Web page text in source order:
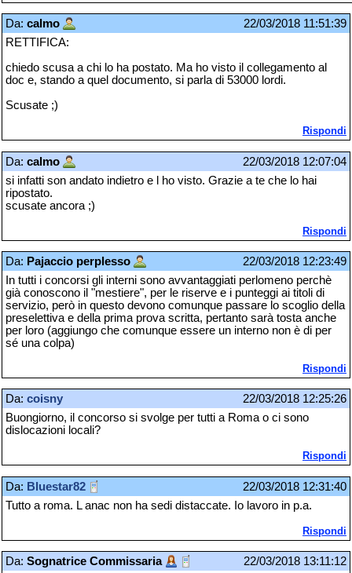
Da: calmo
22/03/2018 11:51:39
RETTIFICA:
chiedo scusa a chi lo ha postato. Ma ho visto il collegamento al
doc e, stando a quel documento, si parla di 53000 lordi.
Scusate ;)
Rispondi
Da: calmo
22/03/2018 12:07:04
si infatti son andato indietro e l ho visto. Grazie a te che lo hai
ripostato.
scusate ancora ;)
Rispondi
Da: Pajaccio perplesso
22/03/2018 12:23:49
In tutti i concorsi gli interni sono avvantaggiati perlomeno perchè
già conoscono il "mestiere", per le riserve e i punteggi ai titoli di
servizio, però in questo devono comunque passare lo scoglio della
preselettiva e della prima prova scritta, pertanto sarà tosta anche
per loro (aggiungo che comunque essere un interno non è di per
sé una colpa)
Rispondi
Da: coisny
22/03/2018 12:25:26
Buongiorno, il concorso si svolge per tutti a Roma o ci sono
dislocazioni locali?
Rispondi
Da: Bluestar82
22/03/2018 12:31:40
Tutto a roma. L anac non ha sedi distaccate. Io lavoro in p.a.
Rispondi
Da: Sognatrice Commissaria
22/03/2018 13:11:12